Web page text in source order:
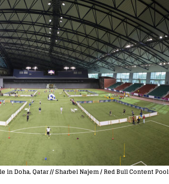
in Doha, Qatar // Sharbel Najem / Red Bull Content Pool